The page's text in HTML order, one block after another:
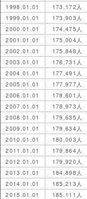
1998.01.01
173,172人
1999.01.01
173,903人
2000.01.01
174,475人
2001.01.01
175,004人
2002.01.01
175,848人
2003.01.01
176,731人
2004.01.01
177,491人
2005.01.01
177,977人
2006.01.01
178,601人
2007.01.01
178,973人
2008.01.01
179,635人
2009.01.01
179,634人
2010.01.01
180,003人
2011.01.01
179,864人
2012.01.01
179,920人
2013.01.01
184,898人
2014.01.01
185,213人
2015.01.01
185,111人